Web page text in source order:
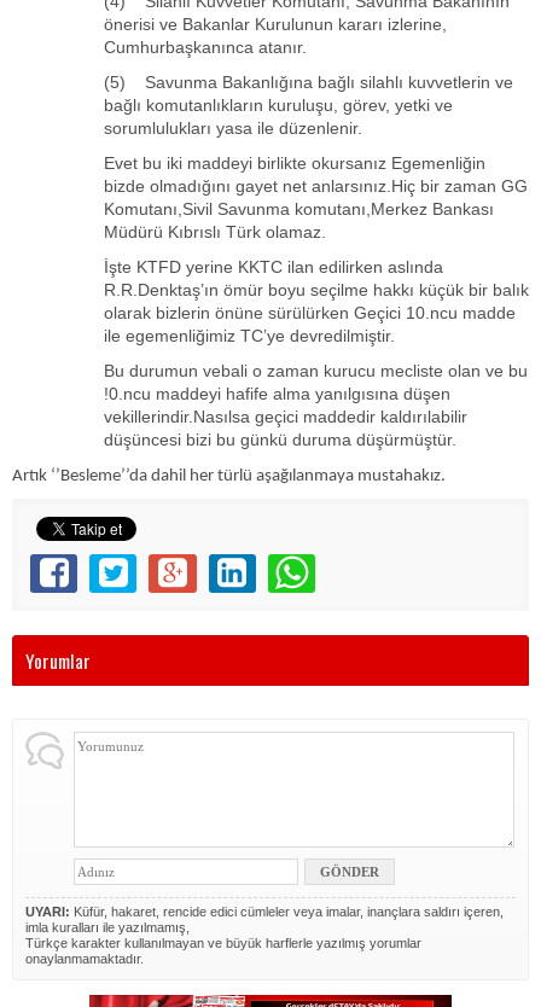
önerisi ve Bakanlar Kurulunun kararı izlerine,
Cumhurbaşkanınca atanır.
(5) Savunma Bakanlığına bağlı silahlı kuvvetlerin ve
bağlı komutanlıkların kuruluşu, görev, yetki ve
sorumlulukları yasa ile düzenlenir.
Evet bu iki maddeyi birlikte okursanız Egemenliğin
bizde olmadığını gayet net anlarsınız.Hiç bir zaman GG
Komutanı,Sivil Savunma komutanı,Merkez Bankası
Müdürü Kıbrıslı Türk olamaz.
İşte KTFD yerine KKTC ilan edilirken aslında
R.R.Denktaş’ın ömür boyu seçilme hakkı küçük bir balık
olarak bizlerin önüne sürülürken Geçici 10.ncu madde
ile egemenliğimiz TC’ye devredilmiştir.
Bu durumun vebali o zaman kurucu mecliste olan ve bu
!0.ncu maddeyi hafife alma yanılgısına düşen
vekillerindir.Nasılsa geçici maddedir kaldırılabilir
düşüncesi bizi bu günkü duruma düşürmüştür.
Artık ‘’Besleme’’da dahil her türlü aşağılanmaya mustahakız.
Yorumlar
UYARI: Küfür, hakaret, rencide edici cümleler veya imalar, inançlara saldırı içeren,
imla kuralları ile yazılmamış,
Türkçe karakter kullanılmayan ve büyük harflerle yazılmış yorumlar
onaylanmamaktadır.